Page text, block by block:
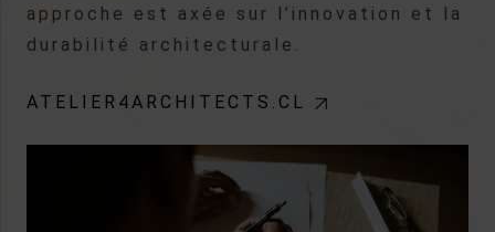
approche est axée sur l’innovation et la
durabilité architecturale.
ATELIER4ARCHITECTS.CL